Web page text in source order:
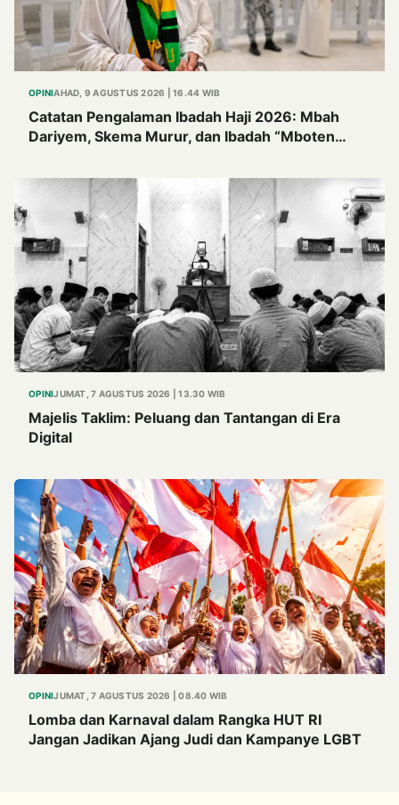
OPINIAHAD, 9 AGUSTUS 2026 | 16.44 WIB
Catatan Pengalaman Ibadah Haji 2026: Mbah
Dariyem, Skema Murur, dan Ibadah “Mboten
OPINIJUMAT, 7 AGUSTUS 2026 | 13.30 WIB
Majelis Taklim: Peluang dan Tantangan di Era
Digital
OPINIJUMAT, 7 AGUSTUS 2026 | 08.40 WIB
Lomba dan Karnaval dalam Rangka HUT RI
Jangan Jadikan Ajang Judi dan Kampanye LGBT